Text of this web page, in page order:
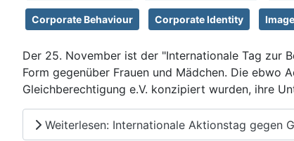
Corporate Behaviour Corporate Identity
Der 25. November ist der "Internationale Tag zur
Form gegenüber Frauen und Mädchen. Die ebwo
Gleichberechtigung e.V. konzipiert wurden, ihre
Weiterlesen: Internationale Aktionstag gegen